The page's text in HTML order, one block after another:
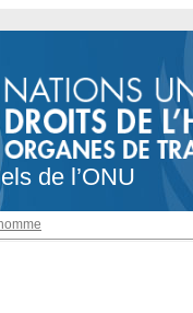
de l’ONU